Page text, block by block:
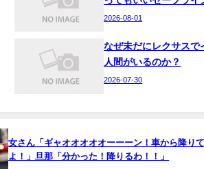
2026-08-01
なぜ未だにレクサスで
人間がいるのか？
2026-07-30
女さん「ギャオオオオオーーーン！車から降りて
よ！」旦那「分かった！降りるわ！！」